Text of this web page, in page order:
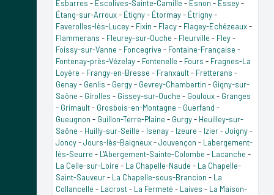
Esbarres - Escolives-Sainte-Camille - Esnon - Essey-
Étang-sur-Arroux- Étigny- Étormay- Étrigny-
Faverolles-lès-Lucey- Fixin - Flacy- Flagey-Echézeaux-
Flammerans - Fleurey-sur-Ouche - Fleurville - Fley-
Foissy-sur-Vanne - Foncegrive - Fontaine-Française -
Fontenay-près-Vézelay- Fontenelle - Fours - Fragnes-La
Loyère - Frangy-en-Bresse - Franxault- Fretterans -
Genay- Genlis - Gergy- Gevrey-Chambertin - Gigny-sur-
Saône - Girolles - Gissey-sur-Ouche - Gouloux- Granges
- Grimault- Grosbois-en-Montagne - Guerfand -
Gueugnon - Guillon-Terre-Plaine - Gurgy- Heuilley-sur-
Saône - Huilly-sur-Seille - Isenay- Izeure - Izier-Joigny-
Joncy-Jours-lès-Baigneux-Jouvençon - Labergement-
lès-Seurre - L'Abergement-Sainte-Colombe - Lacanche -
La Celle-sur-Loire - La Chapelle-Naude - La Chapelle-
Saint-Sauveur- La Chapelle-sous-Brancion - La
Collancelle - Lacrost- La Fermeté - Laives - La Maison-